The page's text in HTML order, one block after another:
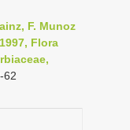
F. Munoz
Flora
62